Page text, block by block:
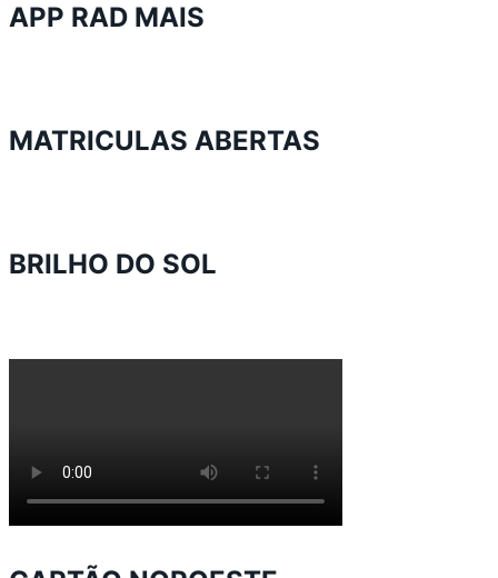
APP RAD MAIS
MATRICULAS ABERTAS
BRILHO DO SOL